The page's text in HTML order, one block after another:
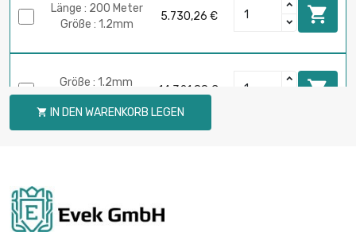
Länge : 200 Meter
Größe : 1.2mm
5.730,26 € 
Größe : 1.2mm
Länge : 500 Meter
14.321,88 € 
Länge : 100 Meter
 IN DEN WARENKORB LEGEN